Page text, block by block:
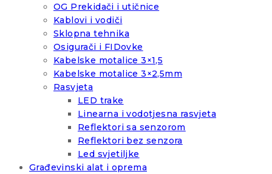
OG Prekidači i utičnice
Kablovi i vodiči
Sklopna tehnika
Osigurači i FIDovke
Kabelske motalice 3×1,5
Kabelske motalice 3×2,5mm
Rasvjeta
LED trake
Linearna i vodotjesna rasvjeta
Reflektori sa senzorom
Reflektori bez senzora
Led svjetiljke
Građevinski alat i oprema